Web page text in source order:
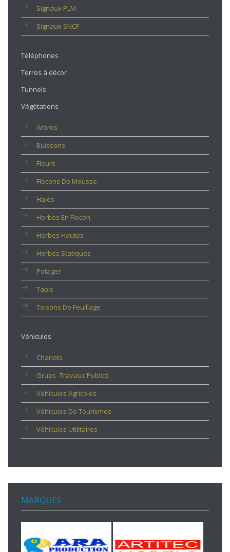
Signaux PLM
Signaux SNCF
Téléphones
Terres à décor
Tunnels
Végétations
Arbres
Buissons
Fleurs
Flocons De Mousse
Haies
Herbes En Flocon
Herbes Hautes
Herbes Statiques
Potager
Tapis
Toisons De Feuillage
Véhicules
Chariots
Grues -travaux Publics
Véhicules Agricoles
Véhicules De Tourismes
Véhicules Utilitaires
MARQUES